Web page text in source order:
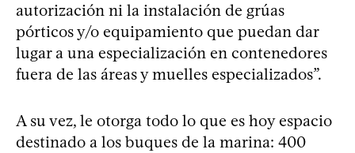
autorización ni la instalación de grúas
pórticos y/o equipamiento que puedan dar
lugar a una especialización en contenedores
fuera de las áreas y muelles especializados”.
A su vez, le otorga todo lo que es hoy espacio
destinado a los buques de la marina: 400